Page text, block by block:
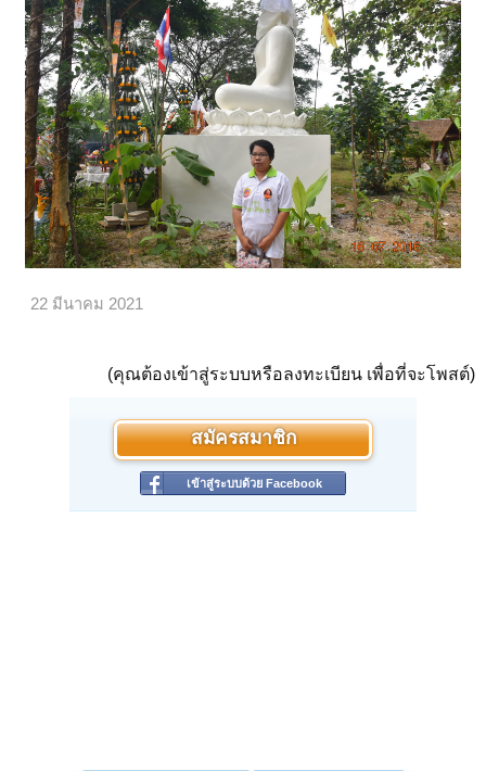
22 มีนาคม 2021
(คุณต้องเข้าสู่ระบบหรือลงทะเบียน เพื่อที่จะโพสต์)
สมัครสมาชิก
เข้าสู่ระบบด้วย Facebook